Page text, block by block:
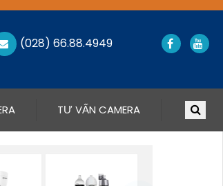
(028) 66.88.4949
TƯ VẤN CAMERA